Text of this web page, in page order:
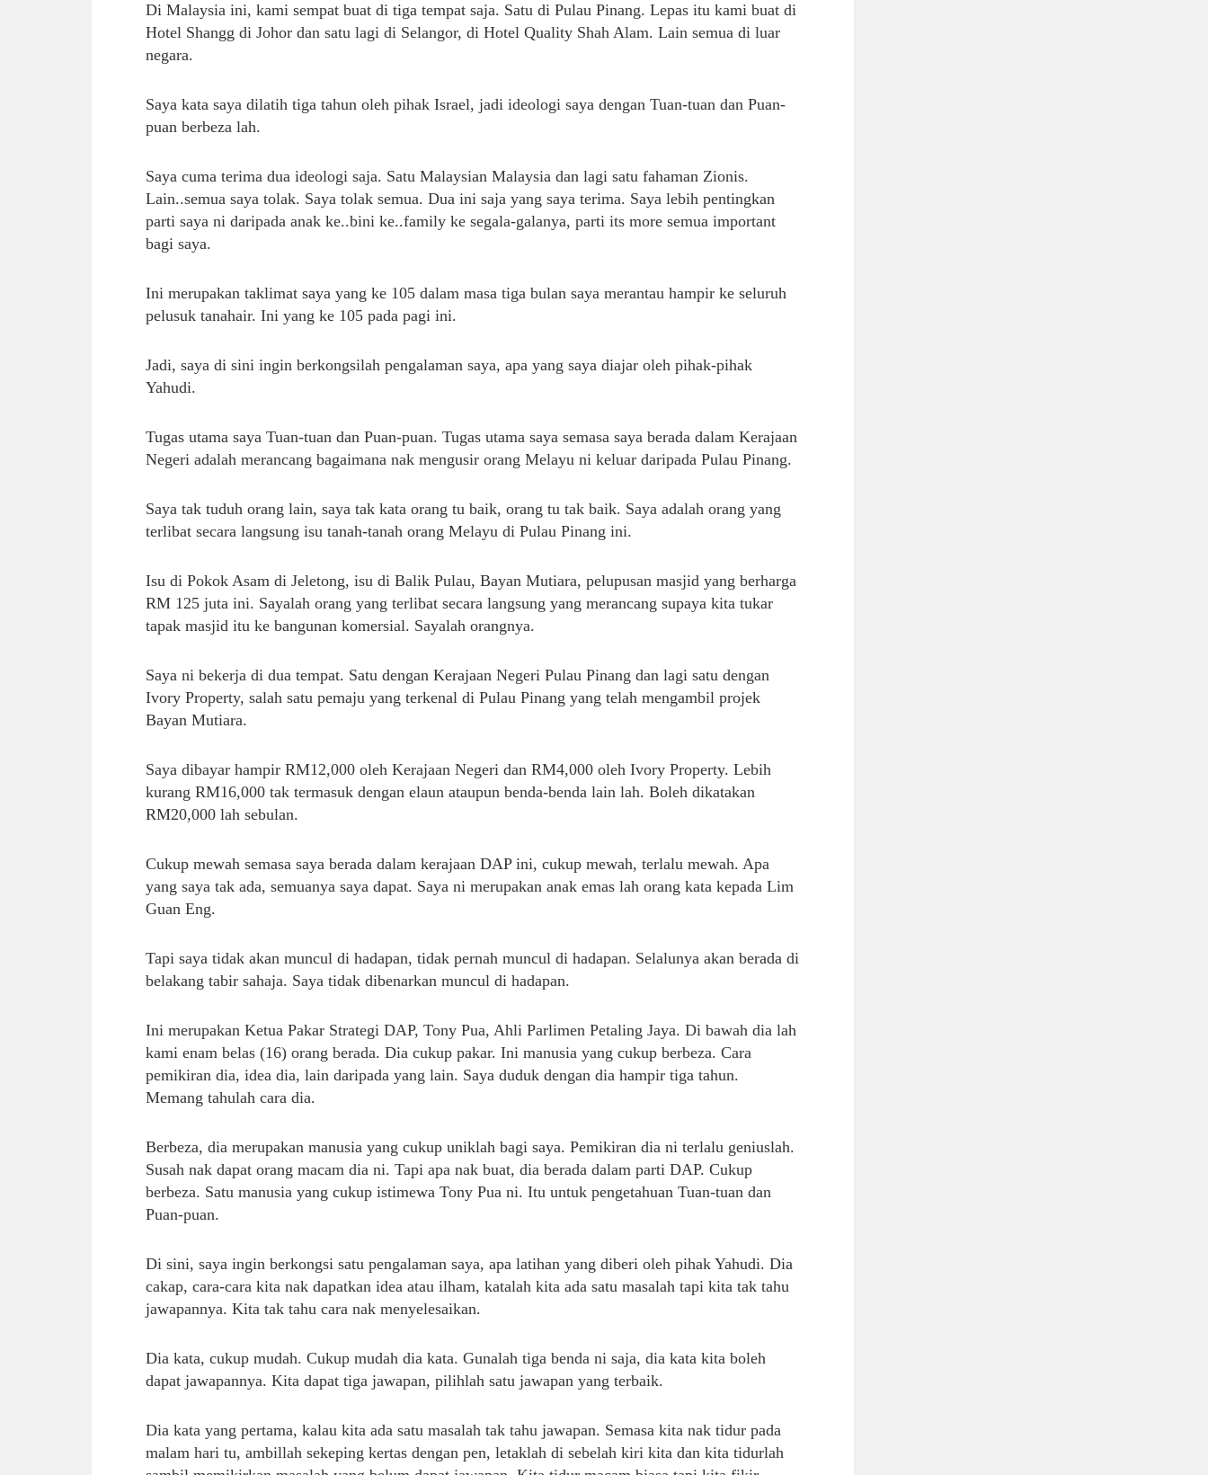
Di Malaysia ini, kami sempat buat di tiga tempat saja. Satu di Pulau Pinang. Lepas itu kami buat di
Hotel Shangg di Johor dan satu lagi di Selangor, di Hotel Quality Shah Alam. Lain semua di luar
negara.
Saya kata saya dilatih tiga tahun oleh pihak Israel, jadi ideologi saya dengan Tuan-tuan dan Puan-
puan berbeza lah.
Saya cuma terima dua ideologi saja. Satu Malaysian Malaysia dan lagi satu fahaman Zionis.
Lain..semua saya tolak. Saya tolak semua. Dua ini saja yang saya terima. Saya lebih pentingkan
parti saya ni daripada anak ke..bini ke..family ke segala-galanya, parti its more semua important
bagi saya.
Ini merupakan taklimat saya yang ke 105 dalam masa tiga bulan saya merantau hampir ke seluruh
pelusuk tanahair. Ini yang ke 105 pada pagi ini.
Jadi, saya di sini ingin berkongsilah pengalaman saya, apa yang saya diajar oleh pihak-pihak
Yahudi.
Tugas utama saya Tuan-tuan dan Puan-puan. Tugas utama saya semasa saya berada dalam Kerajaan
Negeri adalah merancang bagaimana nak mengusir orang Melayu ni keluar daripada Pulau Pinang.
Saya tak tuduh orang lain, saya tak kata orang tu baik, orang tu tak baik. Saya adalah orang yang
terlibat secara langsung isu tanah-tanah orang Melayu di Pulau Pinang ini.
Isu di Pokok Asam di Jeletong, isu di Balik Pulau, Bayan Mutiara, pelupusan masjid yang berharga
RM 125 juta ini. Sayalah orang yang terlibat secara langsung yang merancang supaya kita tukar
tapak masjid itu ke bangunan komersial. Sayalah orangnya.
Saya ni bekerja di dua tempat. Satu dengan Kerajaan Negeri Pulau Pinang dan lagi satu dengan
Ivory Property, salah satu pemaju yang terkenal di Pulau Pinang yang telah mengambil projek
Bayan Mutiara.
Saya dibayar hampir RM12,000 oleh Kerajaan Negeri dan RM4,000 oleh Ivory Property. Lebih
kurang RM16,000 tak termasuk dengan elaun ataupun benda-benda lain lah. Boleh dikatakan
RM20,000 lah sebulan.
Cukup mewah semasa saya berada dalam kerajaan DAP ini, cukup mewah, terlalu mewah. Apa
yang saya tak ada, semuanya saya dapat. Saya ni merupakan anak emas lah orang kata kepada Lim
Guan Eng.
Tapi saya tidak akan muncul di hadapan, tidak pernah muncul di hadapan. Selalunya akan berada di
belakang tabir sahaja. Saya tidak dibenarkan muncul di hadapan.
Ini merupakan Ketua Pakar Strategi DAP, Tony Pua, Ahli Parlimen Petaling Jaya. Di bawah dia lah
kami enam belas (16) orang berada. Dia cukup pakar. Ini manusia yang cukup berbeza. Cara
pemikiran dia, idea dia, lain daripada yang lain. Saya duduk dengan dia hampir tiga tahun.
Memang tahulah cara dia.
Berbeza, dia merupakan manusia yang cukup uniklah bagi saya. Pemikiran dia ni terlalu geniuslah.
Susah nak dapat orang macam dia ni. Tapi apa nak buat, dia berada dalam parti DAP. Cukup
berbeza. Satu manusia yang cukup istimewa Tony Pua ni. Itu untuk pengetahuan Tuan-tuan dan
Puan-puan.
Di sini, saya ingin berkongsi satu pengalaman saya, apa latihan yang diberi oleh pihak Yahudi. Dia
cakap, cara-cara kita nak dapatkan idea atau ilham, katalah kita ada satu masalah tapi kita tak tahu
jawapannya. Kita tak tahu cara nak menyelesaikan.
Dia kata, cukup mudah. Cukup mudah dia kata. Gunalah tiga benda ni saja, dia kata kita boleh
dapat jawapannya. Kita dapat tiga jawapan, pilihlah satu jawapan yang terbaik.
Dia kata yang pertama, kalau kita ada satu masalah tak tahu jawapan. Semasa kita nak tidur pada
malam hari tu, ambillah sekeping kertas dengan pen, letaklah di sebelah kiri kita dan kita tidurlah